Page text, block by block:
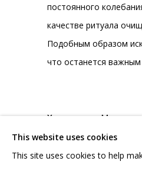
постоянного
качестве ритуала
Подобным образом
что останется важным
Художники:Малышки
Якубович, Дарья
Шубина
This website uses cookies
This site uses cookies to help